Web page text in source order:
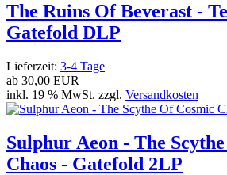
The Ruins Of Beverast -
Gatefold DLP
Lieferzeit: 3-4 Tage
ab 30,00 EUR
inkl. 19 % MwSt. zzgl. Versandkosten
Sulphur Aeon - The
Chaos - Gatefold 2LP